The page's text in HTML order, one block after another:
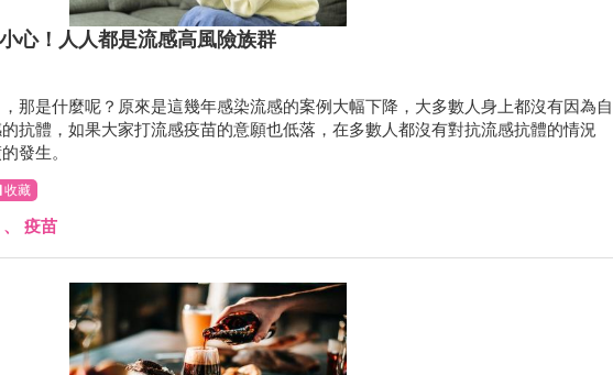
心！人人都是流感高風險族群
那是什麼呢？原來是這幾年感染流感的案例大幅下降，大多數人身上都沒有因為自
抗體，如果大家打流感疫苗的意願也低落，在多數人都沒有對抗流感抗體的情況
發生。
收藏
、 疫苗